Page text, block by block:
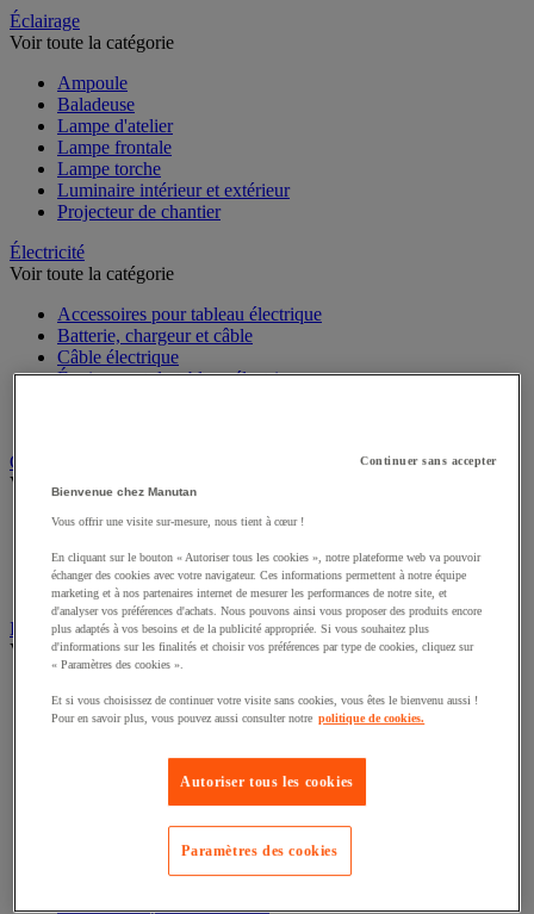
Éclairage
Voir toute la catégorie
Ampoule
Baladeuse
Lampe d'atelier
Lampe frontale
Lampe torche
Luminaire intérieur et extérieur
Projecteur de chantier
Électricité
Voir toute la catégorie
Accessoires pour tableau électrique
Batterie, chargeur et câble
Câble électrique
Équipement de tableau électrique
Graissage et lubrifiant
Voir toute la catégorie
Anti-adhérent
Lubrifiant et dégrippant
Outils de graissage
Instrument de mesure
Voir toute la catégorie
Compteur et compteur-métreur
Équipement optique
Instrument de mesure de laboratoire
Mesure de l'environnement
Mesure d'électricité
Mesure du temps
Continuer sans accepter
Bienvenue chez Manutan
Vous offrir une visite sur-mesure, nous tient à cœur !
En cliquant sur le bouton « Autoriser tous les cookies », notre plateforme web va pouvoir
échanger des cookies avec votre navigateur. Ces informations permettent à notre équipe
marketing et à nos partenaires internet de mesurer les performances de notre site, et
d'analyser vos préférences d'achats. Nous pouvons ainsi vous proposer des produits encore
plus adaptés à vos besoins et de la publicité appropriée. Si vous souhaitez plus
d'informations sur les finalités et choisir vos préférences par type de cookies, cliquez sur
« Paramètres des cookies ».
Et si vous choisissez de continuer votre visite sans cookies, vous êtes le bienvenu aussi !
Pour en savoir plus, vous pouvez aussi consulter notre politique de cookies.
Autoriser tous les cookies
Paramètres des cookies